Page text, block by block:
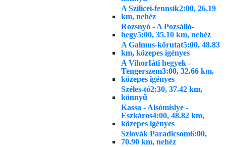
A Szilicei-fennsík2:00, 26.19
km, nehéz
Rozsnyó - A Pozsálló-
hegy5:00, 35.10 km, nehéz
A Galmus-körutat5:00, 48.83
km, közepes igényes
A VihorIáti hegyek -
Tengerszem3:00, 32.66 km,
közepes igényes
Széles-tó2:30, 37.42 km,
könnyű
Kassa - Alsómislye -
Eszkáros4:00, 48.82 km,
közepes igényes
Szlovák Paradicsom6:00,
70.90 km, nehéz